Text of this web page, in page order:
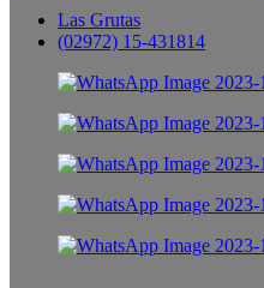
Las Grutas
(02972) 15-431814